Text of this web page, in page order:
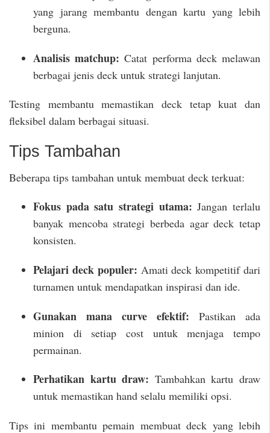
yang jarang membantu dengan kartu yang lebih
berguna.
Analisis matchup: Catat performa deck melawan
berbagai jenis deck untuk strategi lanjutan.
Testing membantu memastikan deck tetap kuat dan
fleksibel dalam berbagai situasi.
Tips Tambahan
Beberapa tips tambahan untuk membuat deck terkuat:
Fokus pada satu strategi utama: Jangan terlalu
banyak mencoba strategi berbeda agar deck tetap
konsisten.
Pelajari deck populer: Amati deck kompetitif dari
turnamen untuk mendapatkan inspirasi dan ide.
Gunakan mana curve efektif: Pastikan ada
minion di setiap cost untuk menjaga tempo
permainan.
Perhatikan kartu draw: Tambahkan kartu draw
untuk memastikan hand selalu memiliki opsi.
Tips ini membantu pemain membuat deck yang lebih